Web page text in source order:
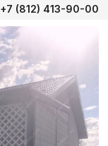
+7 (812) 413-90-00